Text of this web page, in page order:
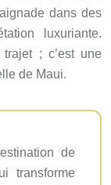
dans des
luxuriante.
; c’est une
de Maui.
de
transforme